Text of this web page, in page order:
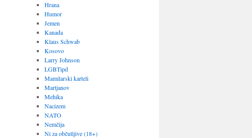
Hrana
Humor
Jemen
Kanada
Klaus Schwab
Kosovo
Larry Johnson
LGBTipd
Mamilarski karteli
Martjanov
Mehika
Nacizem
NATO
Nemčija
Ni za občutljive (18+)